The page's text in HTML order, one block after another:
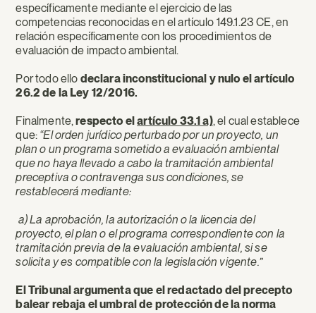
específicamente mediante el ejercicio de las
competencias reconocidas en el artículo 149.1.23 CE, en
relación específicamente con los procedimientos de
evaluación de impacto ambiental.
Por todo ello declara inconstitucional y nulo el artículo
26.2 de la Ley 12/2016.
Finalmente,respecto elartículo 33.1 a), el cual establece
que: “El orden jurídico perturbado por un proyecto, un
plan o un programa sometido a evaluación ambiental
que no haya llevado a cabo la tramitación ambiental
preceptiva o contravenga sus condiciones, se
restablecerá mediante:
a) La aprobación, la autorización o la licencia del
proyecto, el plan o el programa correspondiente con la
tramitación previa de la evaluación ambiental, si se
solicita y es compatible con la legislación vigente.”
El Tribunal argumenta que el redactado del precepto
balear rebaja el umbral de protección de la norma